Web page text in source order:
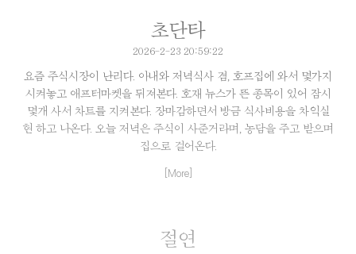
초단타
2026-2-23 20:59:22
요즘 주식시장이 난리다. 아내와 저녁식사 겸, 호프집에 와서 몇가지
시켜놓고 애프터마켓을 뒤져본다. 호재 뉴스가 뜬 종목이 있어 잠시
몇개 사서 차트를 지켜본다. 장마감하면서 방금 식사비용을 차익실
현 하고 나온다. 오늘 저녁은 주식이 사준거라며, 농담을 주고 받으며
집으로 걸어온다.
[More]
절연